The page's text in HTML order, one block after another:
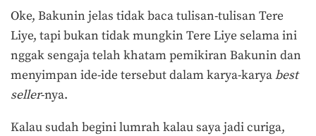
Oke, Bakunin jelas tidak baca tulisan-tulisan Tere
Liye, tapi bukan tidak mungkin Tere Liye selama ini
nggak sengaja telah khatam pemikiran Bakunin dan
menyimpan ide-ide tersebut dalam karya-karyabest
seller-nya.
Kalau sudah begini lumrah kalau saya jadi curiga,